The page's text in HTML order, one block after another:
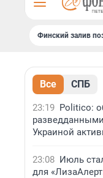
Финский залив
Все СПБ
23:19 Politico:
Украиной
23:08 Июль
для